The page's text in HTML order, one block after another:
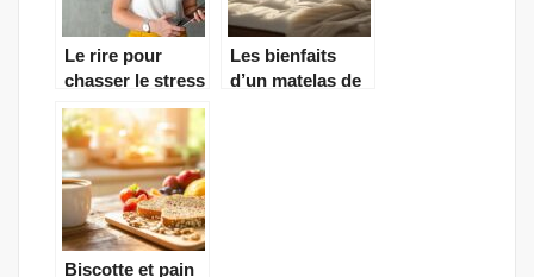
Le rire pour
chasser le stress
et se changer les
idées
Les bienfaits
d’un matelas de
Biscotte et pain